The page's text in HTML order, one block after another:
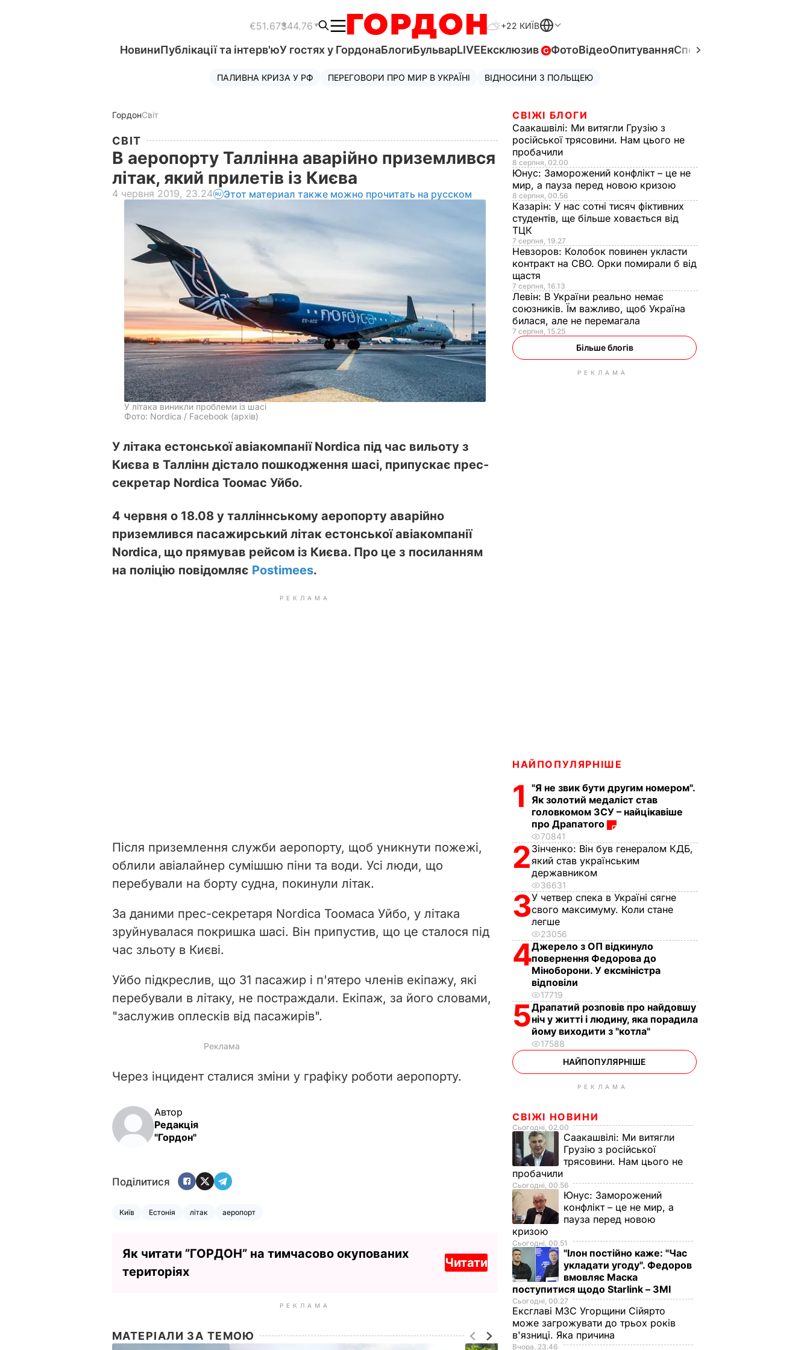
€51.67$44.76 +22 КИЇВ
НовиниПублікації та інтерв'юУ гостях у ГордонаБлогиБульварLIVEЕксклюзив ФотоВідеоОпитуванняСпецпроєкти
ПАЛИВНА КРИЗА У РФ ПЕРЕГОВОРИ ПРО МИР В УКРАЇНІ ВІДНОСИНИ З ПОЛЬЩЕЮ
ГордонСвіт
СВІТ
В аеропорту Таллінна аварійно приземлився
літак, який прилетів із Києва
4 червня 2019, 23.24 Этот материал также можно прочитать на русском
У літака виникли проблеми із шасі
Фото: Nordica / Facebook (архів)
У літака естонської авіакомпанії Nordica під час вильоту з
Києва в Таллінн дістало пошкодження шасі, припускає прес-
секретар Nordica Тоомас Уйбо.
4 червня о 18.08 у талліннському аеропорту аварійно
приземлився пасажирський літак естонської авіакомпанії
Nordica, що прямував рейсом із Києва. Про це з посиланням
на поліцію повідомляє Postimees.
РЕКЛАМА
Після приземлення служби аеропорту, щоб уникнути пожежі,
облили авіалайнер сумішшю піни та води. Усі люди, що
перебували на борту судна, покинули літак.
За даними прес-секретаря Nordica Тоомаса Уйбо, у літака
зруйнувалася покришка шасі. Він припустив, що це сталося під
час зльоту в Києві.
Уйбо підкреслив, що 31 пасажир і п'ятеро членів екіпажу, які
перебували в літаку, не постраждали. Екіпаж, за його словами,
"заслужив оплесків від пасажирів".
Через інцидент сталися зміни у графіку роботи аеропорту.
Автор
Редакція
"Гордон"
Поділитися
Київ Естонія літак аеропорт
Як читати ”ГОРДОН” на тимчасово окупованих
територіях
Читати
РЕКЛАМА
МАТЕРІАЛИ ЗА ТЕМОЮ
СВІЖІ БЛОГИ
Саакашвілі: Ми витягли Грузію з
російської трясовини. Нам цього не
пробачили
8 серпня, 02.00
Юнус: Заморожений конфлікт – це не
мир, а пауза перед новою кризою
8 серпня, 00.56
Казарін: У нас сотні тисяч фіктивних
студентів, ще більше ховається від
ТЦК
7 серпня, 19.27
Невзоров: Колобок повинен укласти
контракт на СВО. Орки помирали б від
щастя
7 серпня, 16.13
Левін: В України реально немає
союзників. Їм важливо, щоб Україна
билася, але не перемагала
7 серпня, 15.25
Більше блогів
РЕКЛАМА
НАЙПОПУЛЯРНІШЕ
1
"Я не звик бути другим номером".
Як золотий медаліст став
головкомом ЗСУ – найцікавіше
про Драпатого
70841
2 Зінченко: Він був генералом КДБ,
який став українським
державником
36631
3У четвер спека в Україні сягне
свого максимуму. Коли стане
легше
23056
4Джерело з ОП відкинуло
повернення Федорова до
Міноборони. У ексміністра
відповіли
17719
5Драпатий розповів про найдовшу
ніч у житті і людину, яка порадила
йому виходити з "котла"
17588
НАЙПОПУЛЯРНІШЕ
РЕКЛАМА
СВІЖІ НОВИНИ
Сьогодні, 02.00
Саакашвілі: Ми витягли
Грузію з російської
трясовини. Нам цього не
пробачили
Сьогодні, 00.56
Юнус: Заморожений
конфлікт – це не мир, а
пауза перед новою
кризою
Сьогодні, 00.51
"Ілон постійно каже: "Час
укладати угоду". Федоров
вмовляє Маска
поступитися щодо Starlink – ЗМІ
Сьогодні, 00.27
Ексглаві МЗС Угорщини Сійярто
може загрожувати до трьох років
в'язниці. Яка причина
Вчора, 23.46